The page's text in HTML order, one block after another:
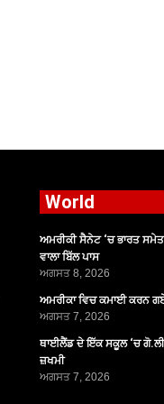
World
ਅਮਰੀਕੀ ਸੈਨੇਟ ‘ਚ ਭਾਰਤ
ਵਾਲਾ ਬਿੱਲ ਪਾਸ
ਅਗਸਤ 8, 2026
ਅਮਰੀਕਾ ਵਿਚ ਕਮਾਈ ਕਰਨ
ਅਗਸਤ 7, 2026
ਥਾਈਲੈਂਡ ਦੇ ਇੱਕ ਸਕੂਲ ‘ਚ
ਜ਼ਖਮੀ
ਅਗਸਤ 7, 2026